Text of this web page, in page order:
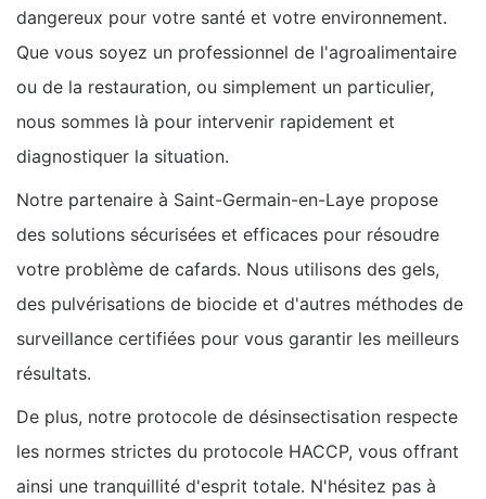
dangereux pour votre santé et votre environnement.
Que vous soyez un professionnel de l'agroalimentaire
ou de la restauration, ou simplement un particulier,
nous sommes là pour intervenir rapidement et
diagnostiquer la situation.
Notre partenaire à Saint-Germain-en-Laye propose
des solutions sécurisées et efficaces pour résoudre
votre problème de cafards. Nous utilisons des gels,
des pulvérisations de biocide et d'autres méthodes de
surveillance certifiées pour vous garantir les meilleurs
résultats.
De plus, notre protocole de désinsectisation respecte
les normes strictes du protocole HACCP, vous offrant
ainsi une tranquillité d'esprit totale. N'hésitez pas à